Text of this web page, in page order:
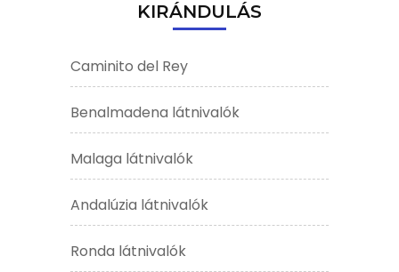
KIRÁNDULÁS
Caminito del Rey
Benalmadena látnivalók
Malaga látnivalók
Andalúzia látnivalók
Ronda látnivalók